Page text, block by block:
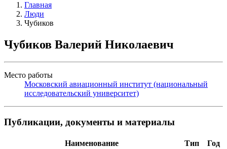
Главная
Люди
Чубиков
Чубиков Валерий Николаевич
Место работы
Московский авиационный институт (национальный
исследовательский университет)
Публикации, документы и материалы
Наименование Тип
Год